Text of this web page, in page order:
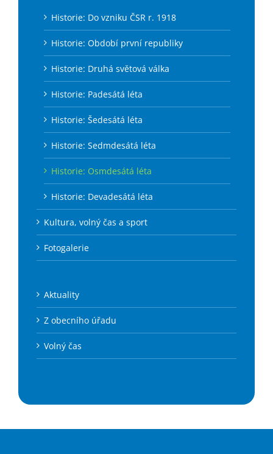
Historie: Do vzniku ČSR r. 1918
Historie: Období první republiky
Historie: Druhá světová válka
Historie: Padesátá léta
Historie: Šedesátá léta
Historie: Sedmdesátá léta
Historie: Osmdesátá léta
Historie: Devadesátá léta
Kultura, volný čas a sport
Fotogalerie
Aktuality
Z obecního úřadu
Volný čas